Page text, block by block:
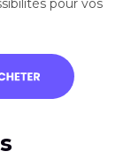
pour vos